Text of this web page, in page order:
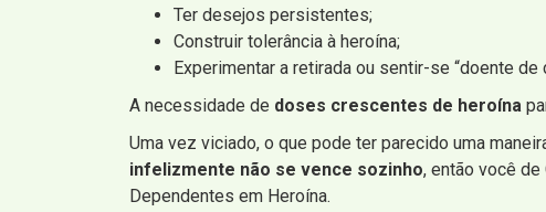
Ter desejos persistentes;
Construir tolerância à heroína;
Experimentar a retirada ou sentir-se “doente de
A necessidade de doses crescentes de heroína
Uma vez viciado, o que pode ter parecido uma
infelizmente não se vence sozinho, então você
Dependentes em Heroína.